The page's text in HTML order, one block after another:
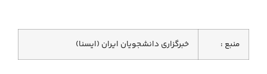
منبع : خبرگزاری دانشجویان ایران (ایسنا)